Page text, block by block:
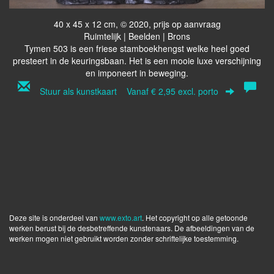
40 x 45 x 12 cm, © 2020, prijs op aanvraag
Ruimtelijk | Beelden | Brons
Tymen 503 is een friese stamboekhengst welke heel goed
presteert in de keuringsbaan. Het is een mooie luxe verschijning
en imponeert in beweging.
Stuur als kunstkaart Vanaf € 2,95 excl. porto
Deze site is onderdeel van www.exto.art. Het copyright op alle getoonde
werken berust bij de desbetreffende kunstenaars. De afbeeldingen van de
werken mogen niet gebruikt worden zonder schriftelijke toestemming.